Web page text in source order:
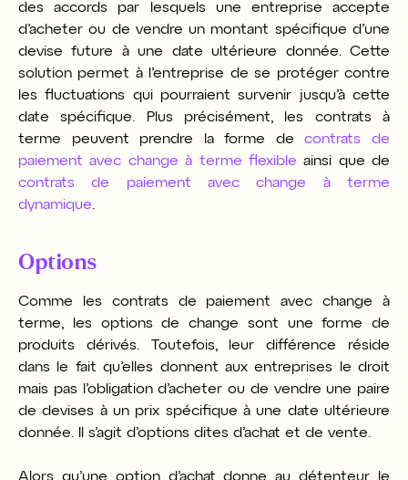
des accords par lesquels une entreprise accepte
d’acheter ou de vendre un montant spécifique d’une
devise future à une date ultérieure donnée. Cette
solution permet à l’entreprise de se protéger contre
les fluctuations qui pourraient survenir jusqu’à cette
date spécifique. Plus précisément, les contrats à
terme peuvent prendre la forme decontratsde
paiement avec change à terme flexible ainsi que de
contratsde paiement avec change à terme
dynamique.
Options
Comme les contrats de paiement avec change à
terme, les options de change sont une forme de
produits dérivés. Toutefois, leur différence réside
dans le fait qu’elles donnent aux entreprises le droit
mais pas l’obligation d’acheter ou de vendre une paire
de devises à un prix spécifique à une date ultérieure
donnée. Il s’agit d’options dites d’achat et de vente.
Alors qu’une option d’achat donne au détenteur le